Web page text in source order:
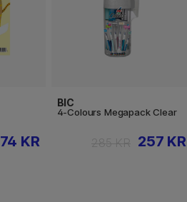
74 KR
BIC
4-Colours Megapack Clear
257 KR